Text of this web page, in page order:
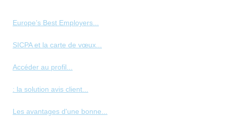
Europe’s Best Employers...
SICPA et la carte de vœux...
Accéder au profil...
: la solution avis client...
Les avantages d'une bonne...